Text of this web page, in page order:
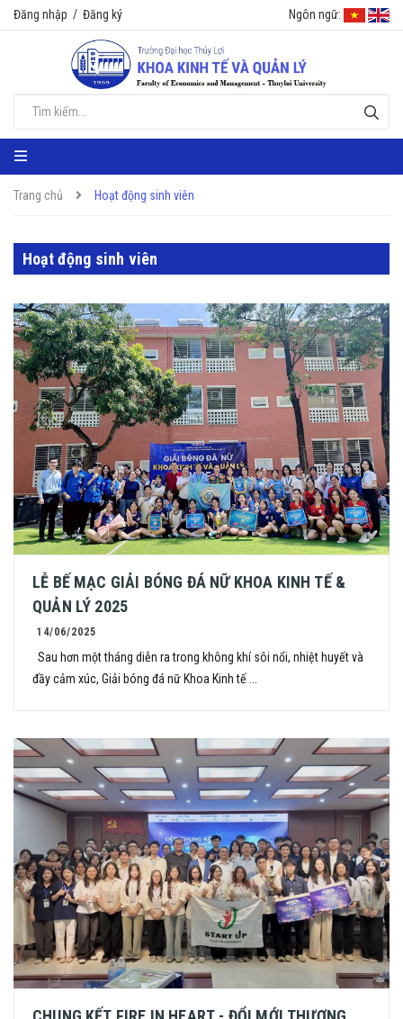
Đăng nhập / Đăng ký Ngôn ngữ:
Trang chủ Hoạt động sinh viên
Hoạt động sinh viên
LỄ BẾ MẠC GIẢI BÓNG ĐÁ NỮ KHOA KINH TẾ &
QUẢN LÝ 2025
14/06/2025
Sau hơn một tháng diễn ra trong không khí sôi nổi, nhiệt huyết và
đầy cảm xúc, Giải bóng đá nữ Khoa Kinh tế ...